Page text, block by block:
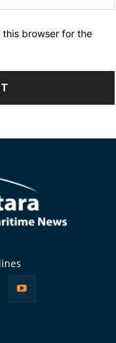
this browser for the